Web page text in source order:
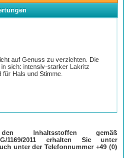
auf Genuss zu verzichten. Die
sich: intensiv-starker Lakritz
Hals und Stimme.
Inhaltsstoffen gemäß
1169/2011 erhalten Sie unter
unter der Telefonnummer+49 (0)